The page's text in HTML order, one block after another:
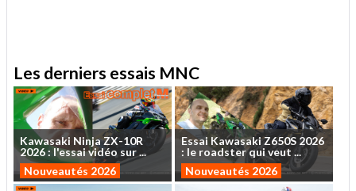
Les derniers essais MNC
Kawasaki NinjaZX-10R
2026: l'essaividéo sur...
Nouveautés 2026
Essai KawasakiZ650S 2026
: le roadsterquiveut ...
Nouveautés 2026